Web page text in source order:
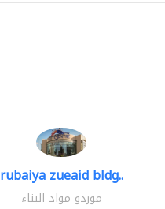
rubaiya zueaid bldg..
موردو مواد البناء